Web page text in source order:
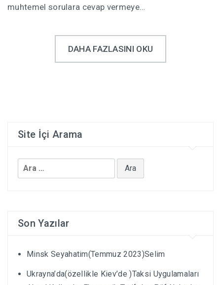
muhtemel sorulara cevap vermeye…
DAHA FAZLASINI OKU
Site İçi Arama
Arama:
Son Yazılar
Minsk Seyahatim(Temmuz 2023)Selim
Ukrayna’da(özellikle Kiev’de )Taksi Uygulamaları